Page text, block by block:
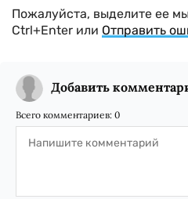
Пожалуйста, выделите ее
Ctrl+Enter или Отправить
Добавить
Всего комментариев: 0